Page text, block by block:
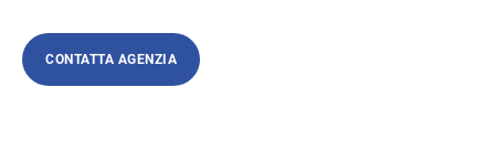
CONTATTA AGENZIA